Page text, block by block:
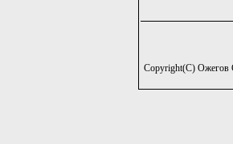
Copyright(C) Ожегов